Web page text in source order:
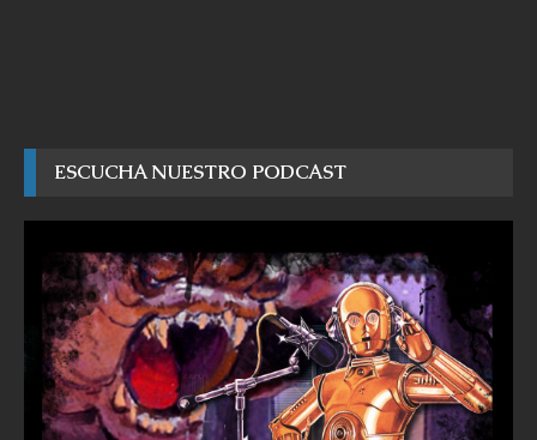
ESCUCHA NUESTRO PODCAST